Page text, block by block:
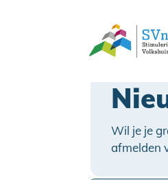
Wil je je
afmelden